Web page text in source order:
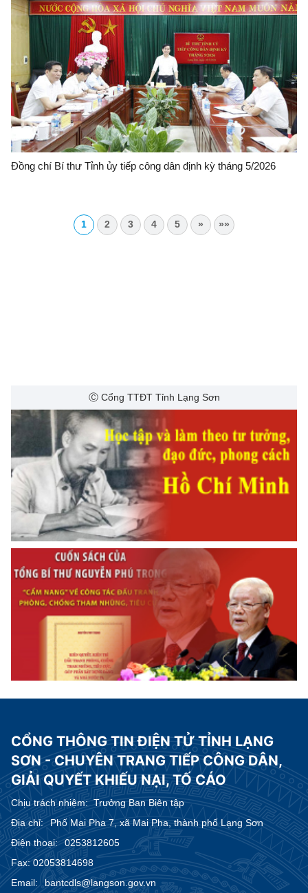
Đồng chí Bí thư Tỉnh ủy tiếp công dân định kỳ tháng 5/2026
1 2 3 4 5 » »»
Ⓒ Cổng TTĐT Tỉnh Lạng Sơn
CỔNG THÔNG TIN ĐIỆN TỬ TỈNH LẠNG
SƠN - CHUYÊN TRANG TIẾP CÔNG DÂN,
GIẢI QUYẾT KHIẾU NẠI, TỐ CÁO
Chịu trách nhiệm:Trưởng Ban Biên tập
Địa chỉ:
Phố Mai Pha 7, xã Mai Pha, thành phố Lạng Sơn
Điện thoại:
0253812605
Fax:02053814698
Email:
bantcdls@langson.gov.vn